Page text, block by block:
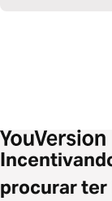
procurar ter